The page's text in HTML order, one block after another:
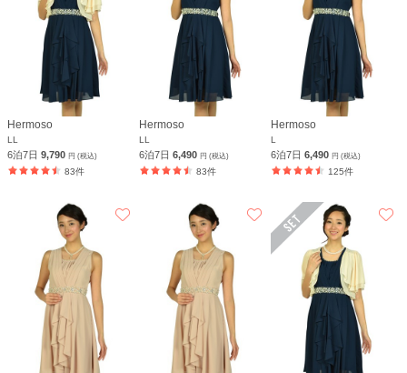
Hermoso
LL
6泊7日 9,790 円 (税込)
83件
Hermoso
LL
6泊7日6,490円 (税込)
83件
Hermoso
L
6泊7日6,490円 (税込)
125件